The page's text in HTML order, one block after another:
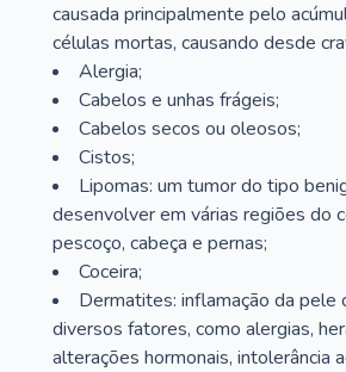
causada principalmente pelo
células mortas, causando desde
Alergia;
Cabelos e unhas frágeis;
Cabelos secos ou oleosos;
Cistos;
Lipomas: um tumor do tipo
desenvolver em várias regiões do
pescoço, cabeça e pernas;
Coceira;
Dermatites: inflamação da pele
diversos fatores, como alergias,
alterações hormonais, intolerância